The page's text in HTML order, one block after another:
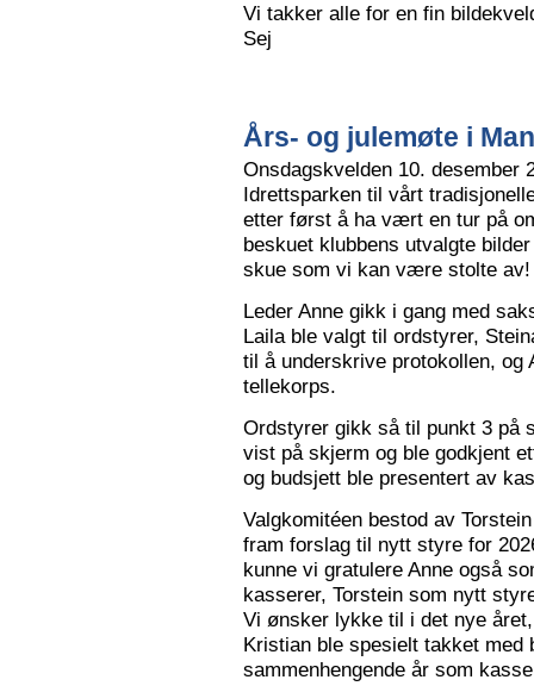
Vi takker alle for en fin
Sej
Års- og julemøte i
Onsdagskvelden 10. desember
Idrettsparken til vårt
etter først å ha vært en tur på
beskuet klubbens utvalgte
skue som vi kan være stolte av!
Leder Anne gikk i gang med
Laila ble valgt til ordstyrer,
til å underskrive protokollen, og
tellekorps.
Ordstyrer gikk så til punkt 3 på
vist på skjerm og ble godkjent
og budsjett ble presentert av
Valgkomitéen bestod av
fram forslag til nytt styre for
kunne vi gratulere Anne også
kasserer, Torstein som nytt
Vi ønsker lykke til i det nye
Kristian ble spesielt takket med
sammenhengende år som